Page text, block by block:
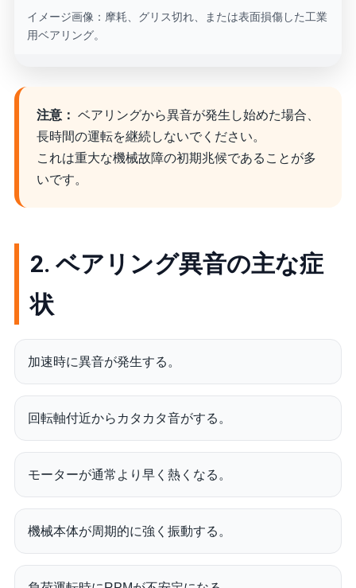
イメージ画像：摩耗、グリス切れ、または表面損傷した工業
用ベアリング。
注意： ベアリングから異音が発生し始めた場合、
長時間の運転を継続しないでください。
これは重大な機械故障の初期兆候であることが多
いです。
2. ベアリング異音の主な症
状
加速時に異音が発生する。
回転軸付近からカタカタ音がする。
モーターが通常より早く熱くなる。
機械本体が周期的に強く振動する。